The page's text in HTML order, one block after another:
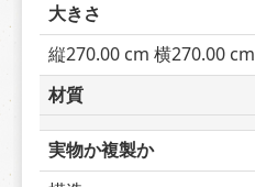
大きさ
縦270.00 cm 横270.00 cm
材質
実物か複製か